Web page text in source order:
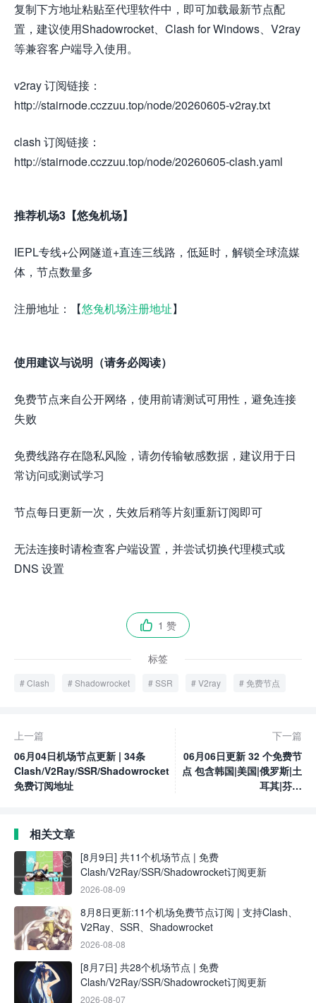
复制下方地址粘贴至代理软件中，即可加载最新节点配
置，建议使用Shadowrocket、Clash for Windows、V2ray
等兼容客户端导入使用。
v2ray 订阅链接：
http://stairnode.cczzuu.top/node/20260605-v2ray.txt
clash 订阅链接：
http://stairnode.cczzuu.top/node/20260605-clash.yaml
推荐机场3【悠兔机场】
IEPL专线+公网隧道+直连三线路，低延时，解锁全球流媒
体，节点数量多
注册地址：【悠兔机场注册地址】
使用建议与说明（请务必阅读）
免费节点来自公开网络，使用前请测试可用性，避免连接
失败
免费线路存在隐私风险，请勿传输敏感数据，建议用于日
常访问或测试学习
节点每日更新一次，失效后稍等片刻重新订阅即可
无法连接时请检查客户端设置，并尝试切换代理模式或
DNS 设置
 1 赞
标签
Clash Shadowrocket SSR V2ray 免费节点
上一篇
06月04日机场节点更新 | 34条
Clash/V2Ray/SSR/Shadowrocket
免费订阅地址
下一篇
06月06日更新 32 个免费节
点 包含韩国|美国|俄罗斯|土
耳其|芬兰
相关文章
[8月9日] 共11个机场节点 | 免费
Clash/V2Ray/SSR/Shadowrocket订阅更新
2026-08-09
8月8日更新:11个机场免费节点订阅 | 支持Clash、
V2Ray、SSR、Shadowrocket
2026-08-08
[8月7日] 共28个机场节点 | 免费
Clash/V2Ray/SSR/Shadowrocket订阅更新
2026-08-07